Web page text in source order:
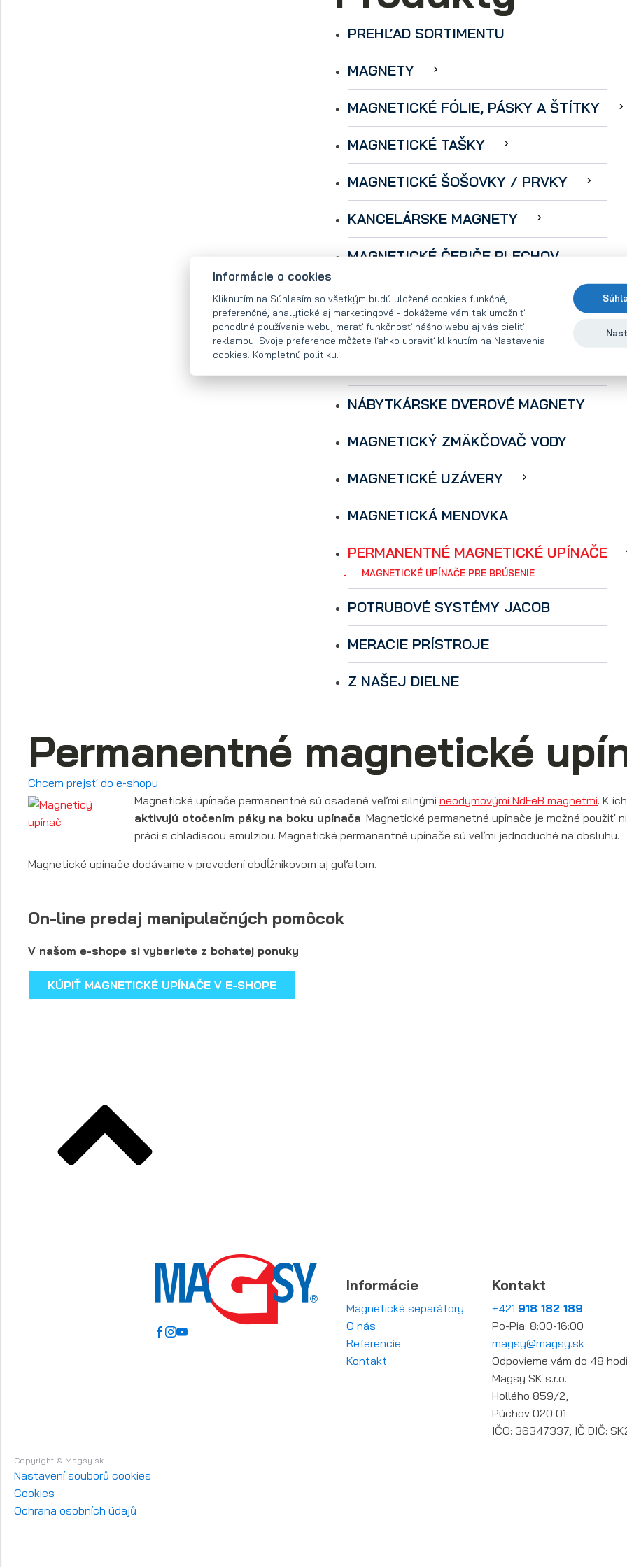
PREHĽAD SORTIMENTU
MAGNETY
MAGNETICKÉ FÓLIE, PÁSKY A ŠTÍTKY
MAGNETICKÉ TAŠKY
MAGNETICKÉ ŠOŠOVKY / PRVKY
KANCELÁRSKE MAGNETY
MAGNETICKÉ ČERIČE PLECHOV
MAGNETY PRE KUTILOV
MAGNETY PRE DOMÁCNOSŤ
NÁBYTKÁRSKE DVEROVÉ MAGNETY
MAGNETICKÝ ZMÄKČOVAČ VODY
MAGNETICKÉ UZÁVERY
MAGNETICKÁ MENOVKA
PERMANENTNÉ MAGNETICKÉ UPÍNAČE
MAGNETICKÉ UPÍNAČE PRE BRÚSENIE
POTRUBOVÉ SYSTÉMY JACOB
MERACIE PRÍSTROJE
Z NAŠEJ DIELNE
Permanentné magnetické
Chcem prejsť do e-shopu
Magnetické upínače permanentné sú osadené veľmi silnými neodymovými NdFeB magnetmi. K
aktivujú otočením páky na boku upínača. Magnetické permanetné upínače je možné použiť
práci s chladiacou emulziou. Magnetické permanentné upínače sú veľmi jednoduché na obsluhu.
Magnetické upínače dodávame v prevedení obdĺžnikovom aj guľatom.
On-line predaj manipulačných pomôcok
V našom e-shope si vyberiete z bohatej ponuky
KÚPIŤ MAGNETICKÉ UPÍNAČE V E-SHOPE
Informácie
Magnetické separátory
O nás
Referencie
Kontakt
Kontakt
+421 918 182 189
Po-Pia: 8:00-16:00
magsy@magsy.sk
Odpovieme vám do 48
Magsy SK s.r.o.
Hollého 859/2,
Púchov 020 01
IČO: 36347337, IČ DIČ:
Copyright © Magsy.sk
Nastavení souborů cookies
Cookies
Ochrana osobních údajů
Informácie o cookies
Kliknutím na Súhlasím so všetkým budú uložené cookies funkčné,
preferenčné, analytické aj marketingové - dokážeme vám tak umožniť
pohodlné používanie webu, merať funkčnosť nášho webu aj vás cieliť
reklamou. Svoje preference môžete ľahko upraviť kliknutím na Nastavenia
cookies. Kompletnú politiku.